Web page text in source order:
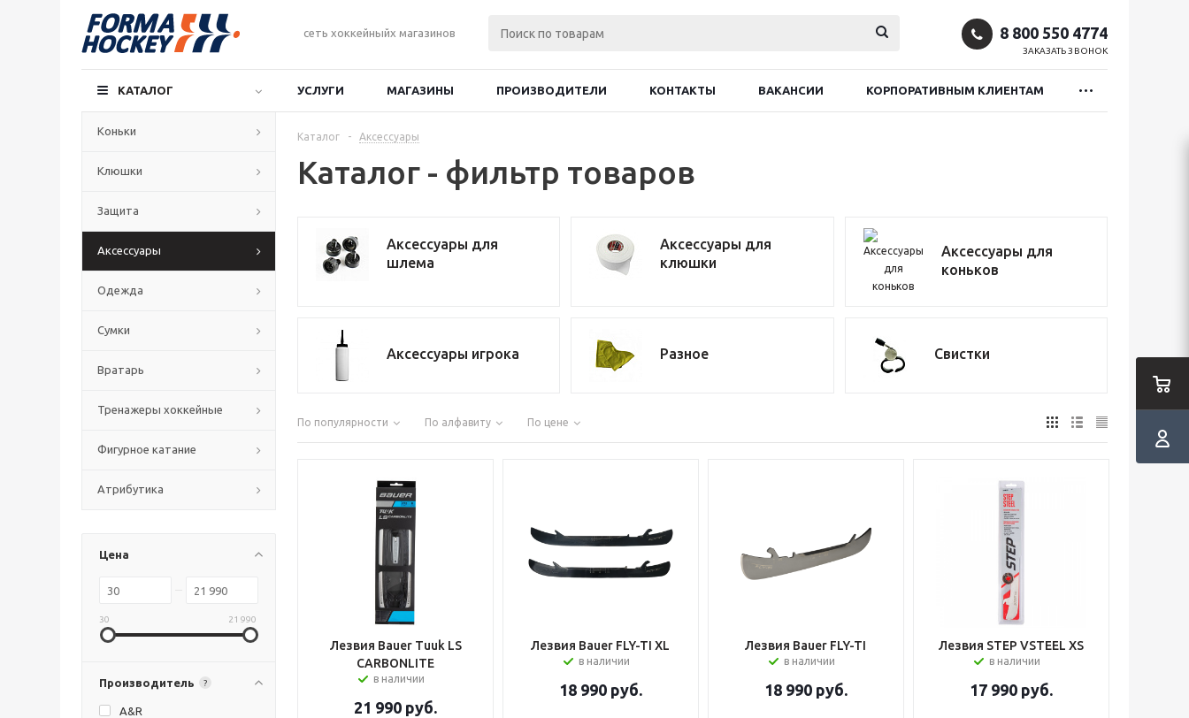
сеть хоккейныйх магазинов 8 800 550 4774
ЗАКАЗАТЬ ЗВОНОК
КАТАЛОГ УСЛУГИ МАГАЗИНЫ ПРОИЗВОДИТЕЛИ КОНТАКТЫ ВАКАНСИИ КОРПОРАТИВНЫМ КЛИЕНТАМ
Коньки
Клюшки
Защита
Аксессуары
Одежда
Сумки
Вратарь
Тренажеры хоккейные
Фигурное катание
Атрибутика
Цена
30 21 990
Производитель ?
A&R
Каталог - Аксессуары
Каталог - фильтр товаров
Аксессуары для
шлема
Аксессуары для
клюшки
Аксессуары для
коньков
Аксессуары игрока Разное Свистки
По популярности По алфавиту По цене
Лезвия Bauer Tuuk LS
CARBONLITE
в наличии
21 990 руб.
Лезвия Bauer FLY-TI XL
в наличии
18 990 руб.
Лезвия Bauer FLY-TI
в наличии
18 990 руб.
Лезвия STEP VSTEEL XS
в наличии
17 990 руб.